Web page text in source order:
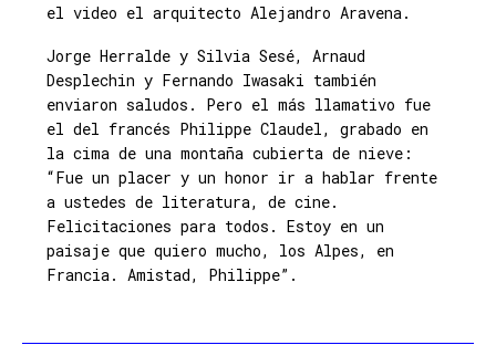
el video el arquitecto Alejandro Aravena.
Jorge Herralde y Silvia Sesé, Arnaud
Desplechin y Fernando Iwasaki también
enviaron saludos. Pero el más llamativo fue
el del francés Philippe Claudel, grabado en
la cima de una montaña cubierta de nieve:
“Fue un placer y un honor ir a hablar frente
a ustedes de literatura, de cine.
Felicitaciones para todos. Estoy en un
paisaje que quiero mucho, los Alpes, en
Francia. Amistad, Philippe”.